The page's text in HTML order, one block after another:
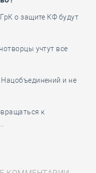
о защите КФ будут
учтут все
и не
к